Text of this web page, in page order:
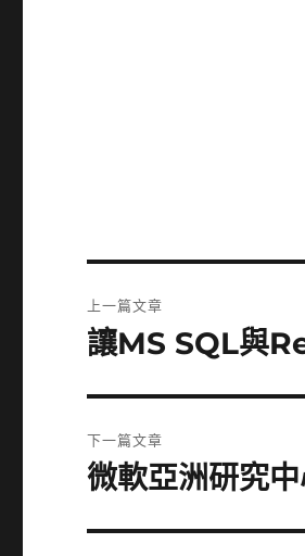
章
上一篇文章
上
篇
文
章:
讓MS SQL與
下一篇文章
下
篇
微軟亞洲研究